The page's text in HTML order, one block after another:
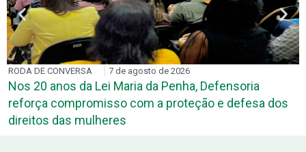
RODA DE CONVERSA 7 de agosto de 2026
Nos 20 anos da Lei Maria da Penha, Defensoria
reforça compromisso com a proteção e defesa dos
direitos das mulheres